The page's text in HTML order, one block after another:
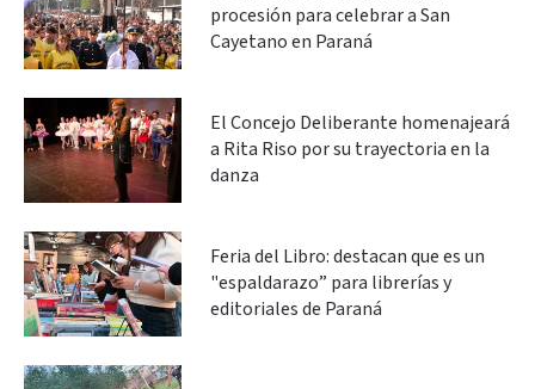
procesión para celebrar a San
Cayetano en Paraná
El Concejo Deliberante homenajeará
a Rita Riso por su trayectoria en la
danza
Feria del Libro: destacan que es un
"espaldarazo” para librerías y
editoriales de Paraná